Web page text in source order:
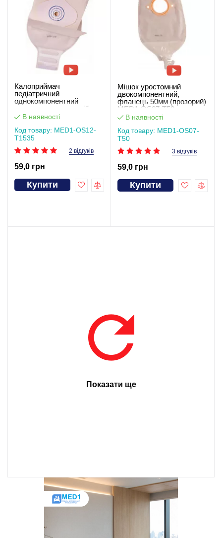
Калоприймач
педіатричний
однокомпонентний
відкритого типу застібка-
липучка, фланець 15-35
OS12-T1535
В наявності
Код товару: MED1-OS12-
T1535
2 відгуків
59,0 грн
Купити
Мішок уростомний
двокомпонентний,
фланець 50мм (прозорий)
MED1-OS07-T50
В наявності
Код товару: MED1-OS07-
T50
3 відгуків
59,0 грн
Купити
Показати ще